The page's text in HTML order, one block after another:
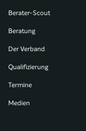
Berater-Scout
Beratung
Der Verband
Qualifizierung
Termine
Medien